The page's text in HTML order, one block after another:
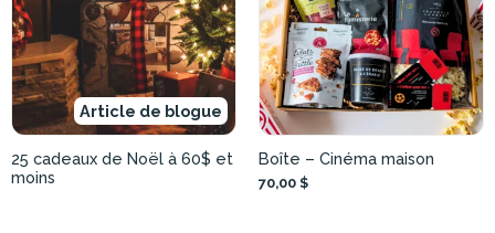
Article de blogue
25 cadeaux de Noël à 60$ et
moins
Boîte – Cinéma maison
70,00 $